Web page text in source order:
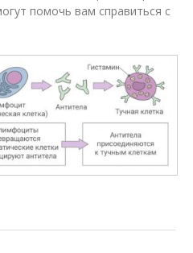
помочь вам справиться с